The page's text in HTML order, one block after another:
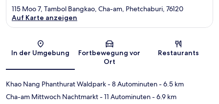
Karte
115 Moo 7, Tambol Bangkao, Cha-am, Phetchaburi, 76120
Auf Karte anzeigen
In der Umgebung
Fortbewegung vor
Ort
Restaurants
Khao Nang Phanthurat Waldpark- 8 Autominuten- 6.5 km
Cha-am Mittwoch Nachtmarkt- 11 Autominuten- 6.9 km